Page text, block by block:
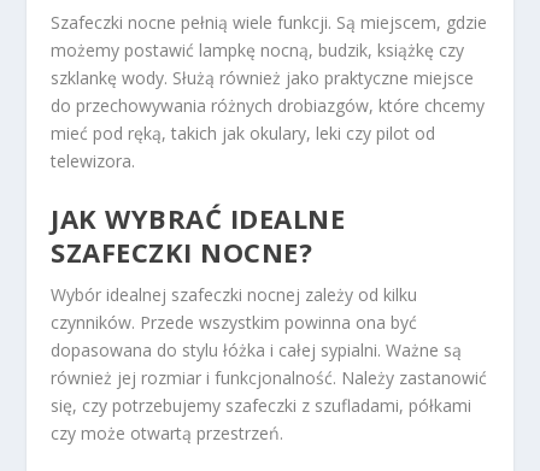
Szafeczki nocne pełnią wiele funkcji. Są miejscem, gdzie
możemy postawić lampkę nocną, budzik, książkę czy
szklankę wody. Służą również jako praktyczne miejsce
do przechowywania różnych drobiazgów, które chcemy
mieć pod ręką, takich jak okulary, leki czy pilot od
telewizora.
JAK WYBRAĆ IDEALNE
SZAFECZKI NOCNE?
Wybór idealnej szafeczki nocnej zależy od kilku
czynników. Przede wszystkim powinna ona być
dopasowana do stylu łóżka i całej sypialni. Ważne są
również jej rozmiar i funkcjonalność. Należy zastanowić
się, czy potrzebujemy szafeczki z szufladami, półkami
czy może otwartą przestrzeń.